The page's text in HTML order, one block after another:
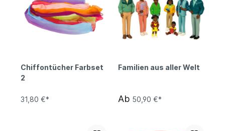
Chiffontücher Farbset
2
31,80 €*
Familien aus aller Welt
Ab 50,90 €*